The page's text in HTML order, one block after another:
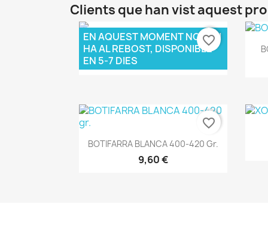
Clients que han vist aquest
Vista ràpida
PANXETA
26,00 €
EN AQUEST MOMENT NO N'HI
HA AL REBOST, DISPONIBLE
EN 5-7 DIES
favorite_border
Vista ràpida
BOTIFARRA BLANCA 400-420 Gr.
9,60 €
favorite_border